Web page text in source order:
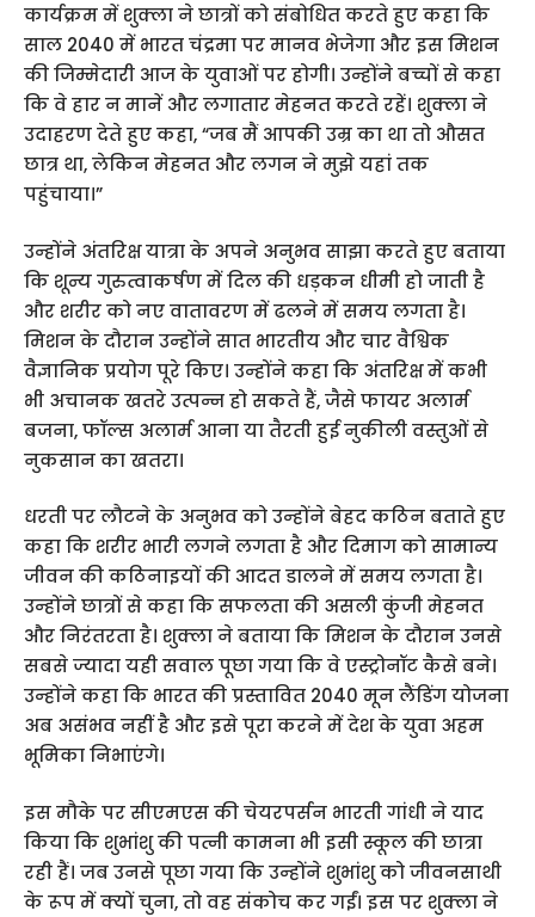
कार्यक्रम में शुक्ला ने छात्रों को संबोधित करते हुए कहा कि
साल 2040 में भारत चंद्रमा पर मानव भेजेगा और इस मिशन
की जिम्मेदारी आज के युवाओं पर होगी। उन्होंने बच्चों से कहा
कि वे हार न मानें और लगातार मेहनत करते रहें। शुक्ला ने
उदाहरण देते हुए कहा, “जब मैं आपकी उम्र का था तो औसत
छात्र था, लेकिन मेहनत और लगन ने मुझे यहां तक
पहुंचाया।”
उन्होंने अंतरिक्ष यात्रा के अपने अनुभव साझा करते हुए बताया
कि शून्य गुरुत्वाकर्षण में दिल की धड़कन धीमी हो जाती है
और शरीर को नए वातावरण में ढलने में समय लगता है।
मिशन के दौरान उन्होंने सात भारतीय और चार वैश्विक
वैज्ञानिक प्रयोग पूरे किए। उन्होंने कहा कि अंतरिक्ष में कभी
भी अचानक खतरे उत्पन्न हो सकते हैं, जैसे फायर अलार्म
बजना, फॉल्स अलार्म आना या तैरती हुई नुकीली वस्तुओं से
नुकसान का खतरा।
धरती पर लौटने के अनुभव को उन्होंने बेहद कठिन बताते हुए
कहा कि शरीर भारी लगने लगता है और दिमाग को सामान्य
जीवन की कठिनाइयों की आदत डालने में समय लगता है।
उन्होंने छात्रों से कहा कि सफलता की असली कुंजी मेहनत
और निरंतरता है। शुक्ला ने बताया कि मिशन के दौरान उनसे
सबसे ज्यादा यही सवाल पूछा गया कि वे एस्ट्रोनॉट कैसे बने।
उन्होंने कहा कि भारत की प्रस्तावित 2040 मून लैंडिंग योजना
अब असंभव नहीं है और इसे पूरा करने में देश के युवा अहम
भूमिका निभाएंगे।
इस मौके पर सीएमएस की चेयरपर्सन भारती गांधी ने याद
किया कि शुभांशु की पत्नी कामना भी इसी स्कूल की छात्रा
रही हैं। जब उनसे पूछा गया कि उन्होंने शुभांशु को जीवनसाथी
के रूप में क्यों चुना, तो वह संकोच कर गईं। इस पर शुक्ला ने